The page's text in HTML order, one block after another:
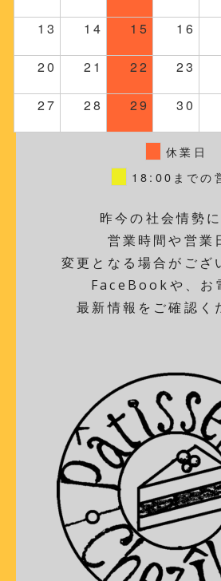
13 14 15 16
20 21 22 23
27 28 29 30
休業日
18:00までの
昨今の社会情勢
営業時間や営業
変更となる場合がござ
FaceBookや、お
最新情報をご確認く